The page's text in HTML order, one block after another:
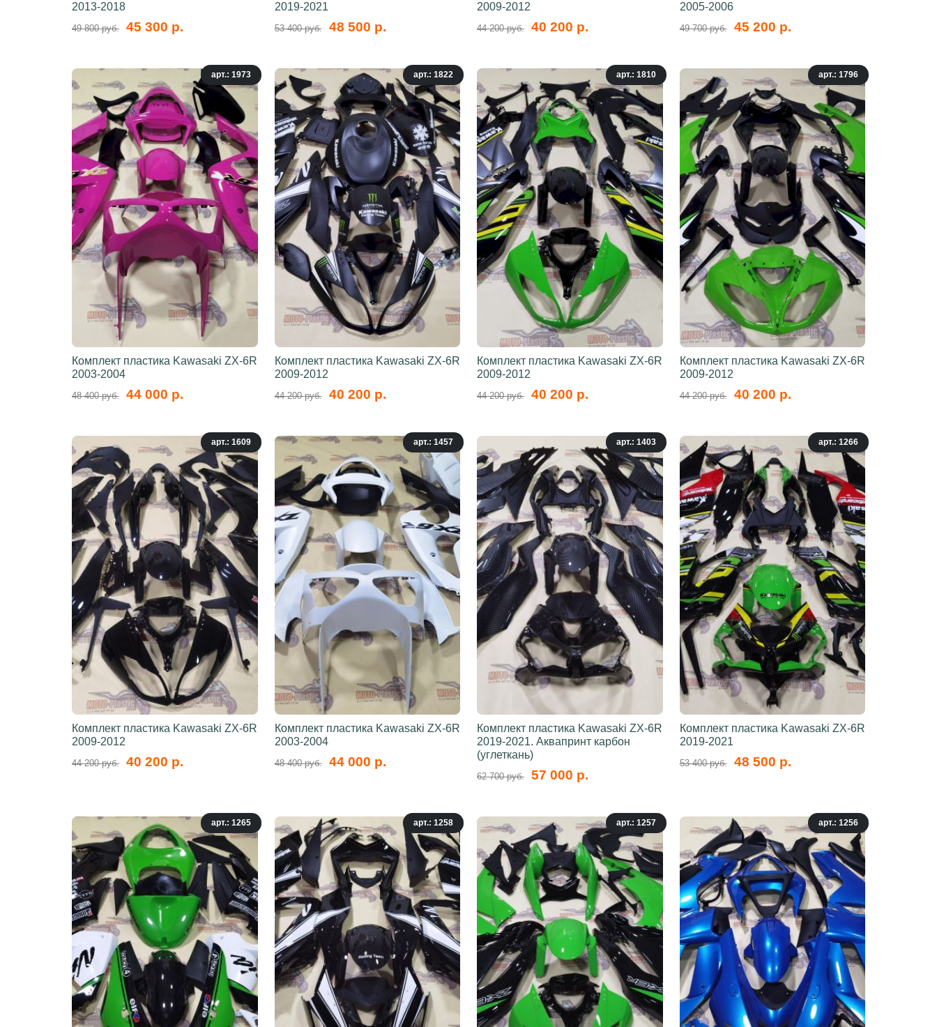
2013-2018
49 800 руб. 45 300 р.
2019-2021
53 400 руб. 48 500 р.
2009-2012
44 200 руб. 40 200 р.
2005-2006
49 700 руб. 45 200 р.
арт.: 1973
Комплект пластика Kawasaki ZX-6R
2003-2004
48 400 руб. 44 000 р.
арт.: 1822
Комплект пластика Kawasaki ZX-6R
2009-2012
44 200 руб. 40 200 р.
арт.: 1810
Комплект пластика Kawasaki ZX-6R
2009-2012
44 200 руб. 40 200 р.
арт.: 1796
Комплект пластика Kawasaki ZX-6R
2009-2012
44 200 руб. 40 200 р.
арт.: 1609
Комплект пластика Kawasaki ZX-6R
2009-2012
44 200 руб. 40 200 р.
арт.: 1457
Комплект пластика Kawasaki ZX-6R
2003-2004
48 400 руб. 44 000 р.
арт.: 1403
Комплект пластика Kawasaki ZX-6R
2019-2021. Аквапринт карбон
(углеткань)
62 700 руб. 57 000 р.
арт.: 1266
Комплект пластика Kawasaki ZX-6R
2019-2021
53 400 руб. 48 500 р.
арт.: 1265 арт.: 1258 арт.: 1257 арт.: 1256